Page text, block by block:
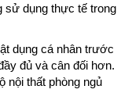
sử dụng thực tế trong
dụng cá nhân trước
đủ và cân đối hơn.
nội thất phòng ngủ